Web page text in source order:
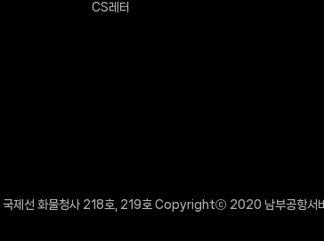
CS레터
제선 화물청사 218호, 219호 Copyrightⓒ 2020 남부공항서